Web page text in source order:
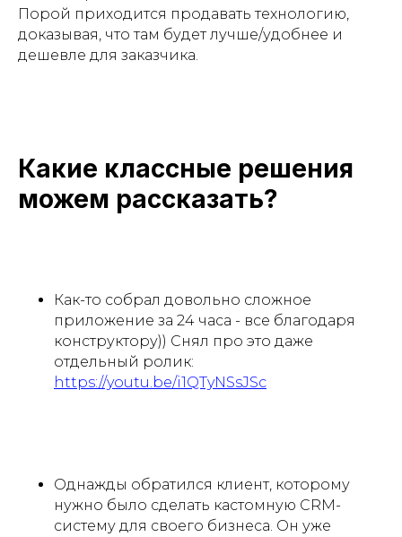
Порой приходится продавать технологию,
доказывая, что там будет лучше/удобнее и
дешевле для заказчика.
Какие классные решения
можем рассказать?
Как-то собрал довольно сложное
приложение за 24 часа - все благодаря
конструктору)) Снял про это даже
отдельный ролик:
https://youtu.be/i1QTyNSsJSc
Однажды обратился клиент, которому
нужно было сделать кастомную CRM-
систему для своего бизнеса. Он уже